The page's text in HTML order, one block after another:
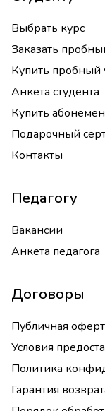
Выбрать курс
Заказать
Купить пробный
Анкета студента
Купить
Подарочный
Контакты
Педагогу
Вакансии
Анкета педагога
Договоры
Публичная
Условия
Политика
Гарантия